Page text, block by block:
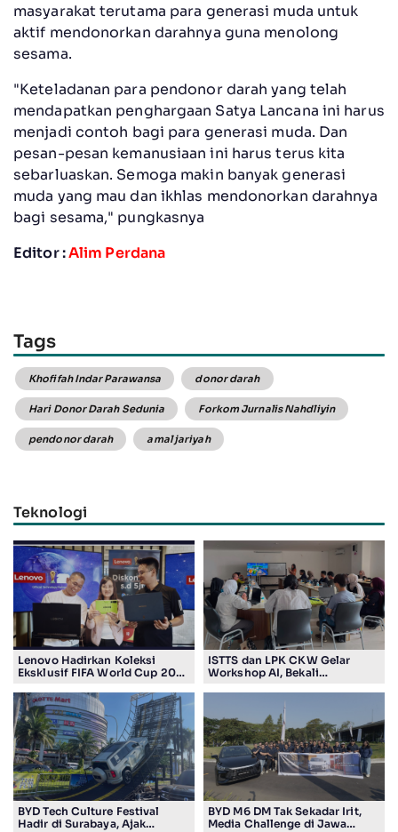
masyarakat terutama para generasi muda untuk
aktif mendonorkan darahnya guna menolong
sesama.
"Keteladanan para pendonor darah yang telah
mendapatkan penghargaan Satya Lancana ini harus
menjadi contoh bagi para generasi muda. Dan
pesan-pesan kemanusiaan ini harus terus kita
sebarluaskan. Semoga makin banyak generasi
muda yang mau dan ikhlas mendonorkan darahnya
bagi sesama," pungkasnya
Editor :Alim Perdana
Tags
Khofifah Indar Parawansa donor darah
Hari Donor Darah Sedunia Forkom Jurnalis Nahdliyin
pendonor darah amal jariyah
Teknologi
Lenovo Hadirkan Koleksi
Eksklusif FIFA World Cup 2026
Penggemar Teknologi dan
Sepak Bola
ISTTS dan LPK CKW Gelar
Workshop AI, Bekali
BYD Tech Culture Festival
Hadir di Surabaya, Ajak
BYD M6 DM Tak Sekadar Irit,
Media Challenge di Jawa